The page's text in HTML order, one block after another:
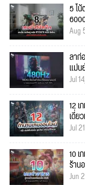
5 โ
Aug
ลาก่
แม่น
Jul
12
เดี่ย
Jul
10
ร้าน
Jun